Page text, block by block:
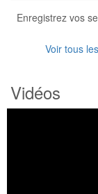
Enregistrez vos
Voir tous
Vidéos